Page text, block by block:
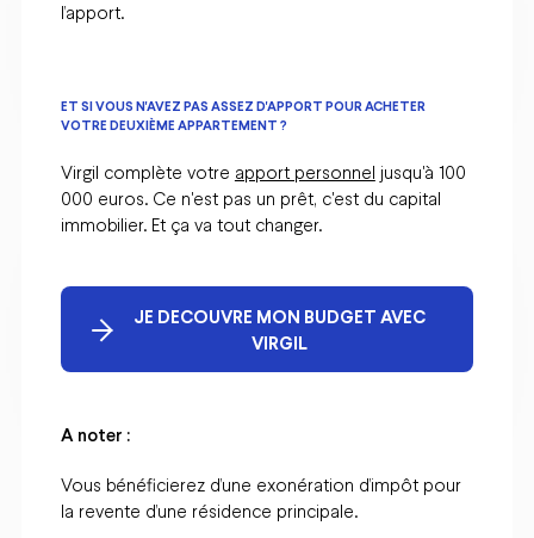
l’apport.
ET SI VOUS N'AVEZ PAS ASSEZ D'APPORT POUR ACHETER
VOTRE DEUXIÈME APPARTEMENT ?
Virgil complète votre apport personnel jusqu'à 100
000 euros. Ce n'est pas un prêt, c'est du capital
immobilier. Et ça va tout changer.
JE DECOUVRE MON BUDGET AVEC
VIRGIL
A noter :
Vous bénéficierez d’une exonération d’impôt pour
la revente d’une résidence principale.